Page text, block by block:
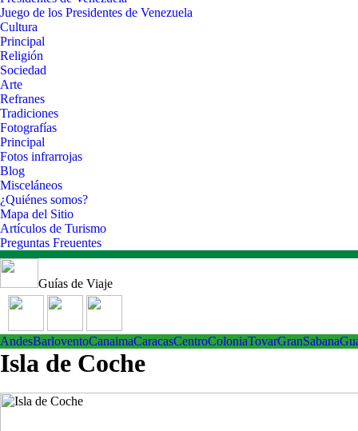
Juego de los Presidentes de Venezuela
Cultura
Principal
Religión
Sociedad
Arte
Refranes
Tradiciones
Fotografías
Principal
Fotos infrarrojas
Blog
Misceláneos
¿Quiénes somos?
Mapa del Sitio
Artículos de Turismo
Preguntas Freuentes
Guías de Viaje
AndesBarloventoCanaimaCaracasCentroColoniaTovarGranSabana
Isla de Coche